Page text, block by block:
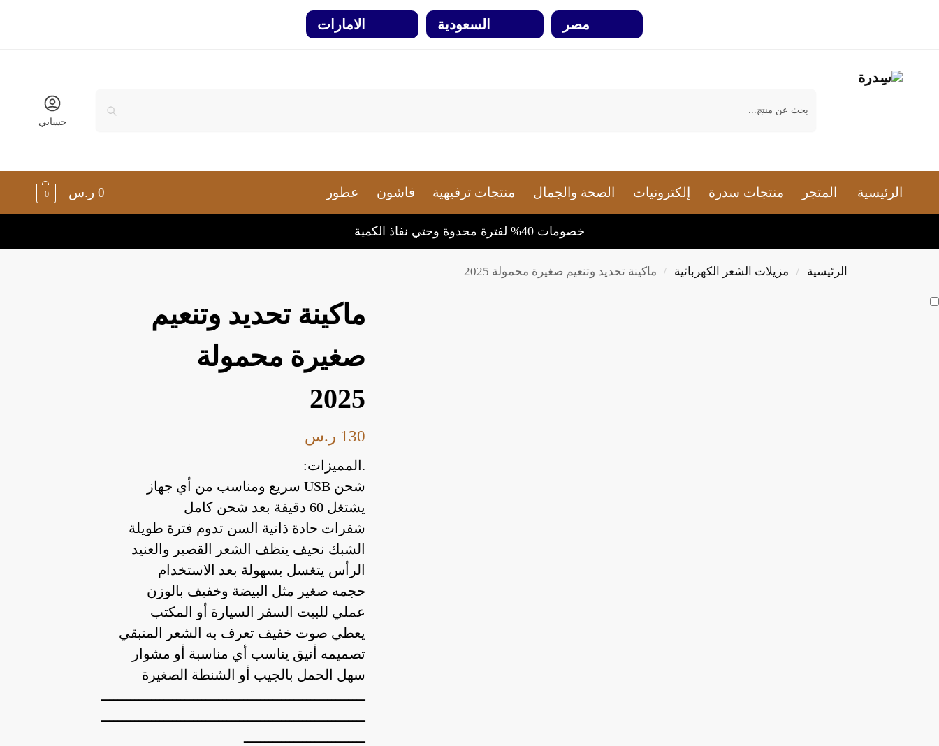
مصر السعودية الامارات
حسابي
الرئيسية المتجر منتجات سدرة إلكترونيات الصحة والجمال منتجات ترفيهية فاشون عطور 0 ر.س 0
خصومات 40% لفترة محدوة وحتي نفاذ الكمية
الرئيسية / مزيلات الشعر الكهربائية / ماكينة تحديد وتنعيم صغيرة محمولة 2025
ماكينة تحديد وتنعيم
صغيرة محمولة
2025
130 ر.س
.المميزات:
شحن USB سريع ومناسب من أي جهاز
يشتغل 60 دقيقة بعد شحن كامل
شفرات حادة ذاتية السن تدوم فترة طويلة
الشبك نحيف ينظف الشعر القصير والعنيد
الرأس يتغسل بسهولة بعد الاستخدام
حجمه صغير مثل البيضة وخفيف بالوزن
عملي للبيت السفر السيارة أو المكتب
يعطي صوت خفيف تعرف به الشعر المتبقي
تصميمه أنيق يناسب أي مناسبة أو مشوار
سهل الحمل بالجيب أو الشنطة الصغيرة
ـــــــــــــــــــــــــــــــــــــــــــــــــــــــــــــــ
ـــــــــــــــــــــــــــــــــــــــــــــــــــــــــــــــ
ـــــــــــــــــــــــــــــ